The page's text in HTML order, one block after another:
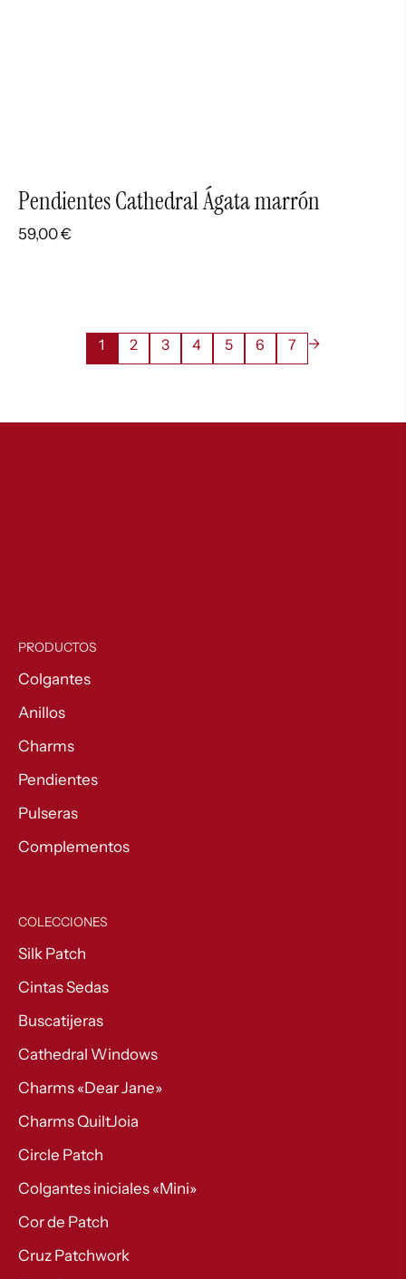
Pendientes Cathedral Ágata marrón
59,00€
1 2 3 4 5 6 7 →
PRODUCTOS
Colgantes
Anillos
Charms
Pendientes
Pulseras
Complementos
COLECCIONES
Silk Patch
Cintas Sedas
Buscatijeras
Cathedral Windows
Charms «Dear Jane»
Charms QuiltJoia
Circle Patch
Colgantes iniciales «Mini»
Cor de Patch
Cruz Patchwork